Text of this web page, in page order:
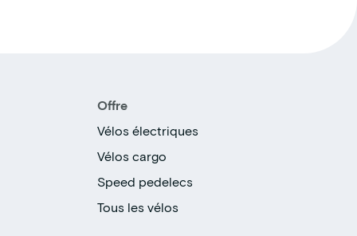
Offre
Vélos électriques
Vélos cargo
Speed pedelecs
Tous les vélos